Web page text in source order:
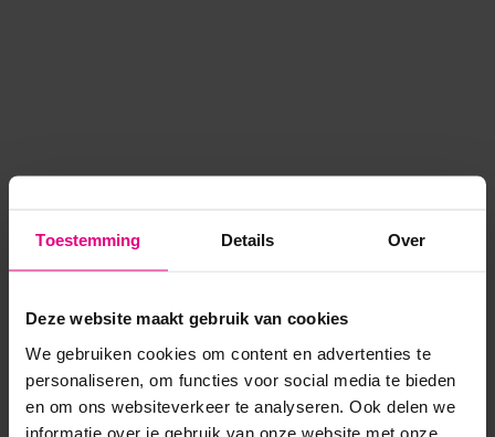
Toestemming Details Over
Deze website maakt gebruik van cookies
We gebruiken cookies om content en advertenties te
personaliseren, om functies voor social media te bieden
en om ons websiteverkeer te analyseren. Ook delen we
informatie over je gebruik van onze website met onze